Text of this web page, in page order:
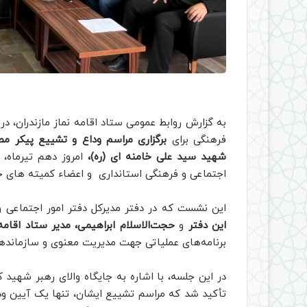
به گزارش روابط عمومی ستاد اقامه نماز
فرهنگی برای برگزاری مراسم وداع و تشییع پیکر
شهید سید علی خامنه ای (ره)، امروز دهم
اجتماعی و فرهنگی استانداری و اعضاء کمیته
این نشست که در دفتر مدیرکل دفتر امور اجتماعی
این دفتر وحجت‌الاسلام ابراهیمی، مدیر ستاد
برنامه‌های عملیاتی جهت مدیریت معنوی و
در این جلسه، با اشاره به جایگاه والای رهبر
تأکید شد که مراسم تشییع ایشان، تنها یک آیین